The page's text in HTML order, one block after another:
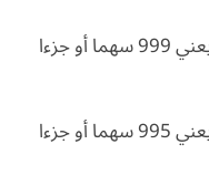
السبائك الذهبية معيار ( 24 قيراطا ) يعني 999 سهما أو جزءا
السبائك الذهبية معيار ( 24 قيراطا ) يعني 995 سهما أو جزءا